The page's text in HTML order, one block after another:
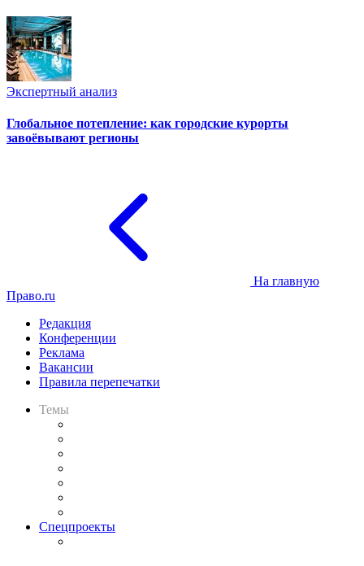
Экспертный анализ
Глобальное потепление: как городские курорты
завоёвывают регионы
На главную
Право.ru
Редакция
Конференции
Реклама
Вакансии
Правила перепечатки
Темы
Спецпроекты